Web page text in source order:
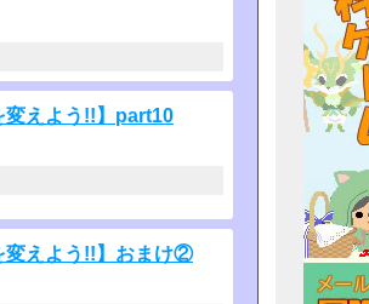
変えよう!!】part10
変えよう!!】おまけ②